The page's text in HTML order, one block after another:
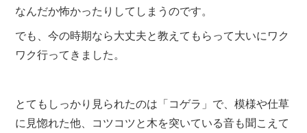
なんだか怖かったりしてしまうのです。
でも、今の時期なら大丈夫と教えてもらって大いにワク
ワク行ってきました。
とてもしっかり見られたのは「コゲラ」で、模様や仕草
に見惚れた他、コツコツと木を突いている音も聞こえて